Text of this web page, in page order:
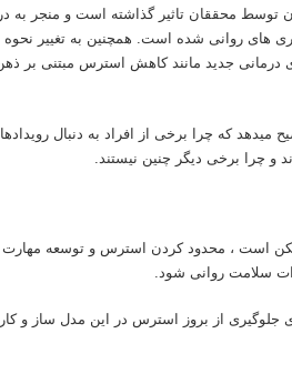
محققان تاثیر گذاشته است و منجر به
های روانی شده است. همچنین به تغییر نحوه
جدید مانند کاهش استرس مبتنی بر
میدهد که چرا برخی از افراد به دنبال
و چرا برخی دیگر چنین نیستند.
است ، محدود کردن استرس و توسعه
سلامت روانی شود.
از بروز استرس در این مدل ساز و